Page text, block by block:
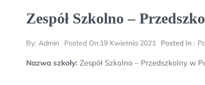
Zespół Szkolno –
By: Admin Posted On:19 Kwietnia 2021 Posted In :
Nazwa szkoły: Zespół Szkolno – Przedszkolny w